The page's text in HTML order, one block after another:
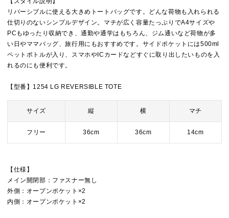
リバーシブルに使える大きめトートバッグです。どんな荷物も入れられる
仕切りのないシンプルデザイン。マチが広く容量たっぷりでA4サイズや
PCもゆったり収納でき、通勤や通学はもちろん、ジム通いなど荷物が多
い日やママバッグ、旅行用にもおすすめです。サイドポケットには500ml
ペットボトルが入り、スマホやICカードなどすぐに取り出したいものを入
れるのにも便利です。
【型番】1254 LG REVERSIBLE TOTE
サイズ 縦 横 マチ
フリー 36cm 36cm 14cm
【仕様】
メイン開閉部：ファスナー無し
外側：オープンポケット×2
内側：オープンポケット×2